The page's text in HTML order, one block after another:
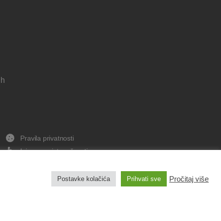
Pravila privatnosti
Izjava o pristupačnosti
Postavke kolačića Prihvati sve Pročitaj više